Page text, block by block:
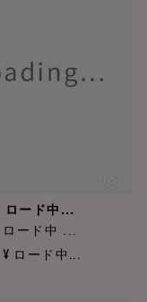
ロード中...
ロード中 ...
¥ ロード中...